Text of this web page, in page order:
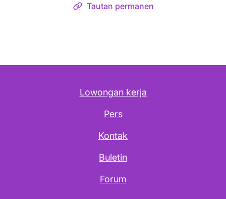
Tautan permanen
Lowongan kerja
Pers
Kontak
Buletin
Forum